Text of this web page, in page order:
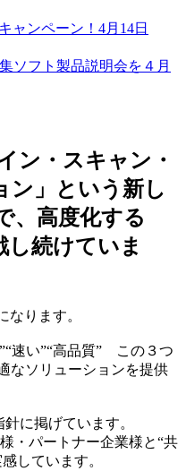
ャンペーン！4月14日
ソフト製品説明会を４月
ン・スキャン・
ン」という新し
、高度化する
し続けていま
なります。
速い”“高品質” この３つ
なソリューションを提供
に掲げています。
・パートナー企業様と“共
しています。